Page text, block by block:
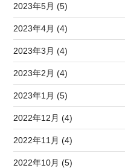
2023年5月 (5)
2023年4月 (4)
2023年3月 (4)
2023年2月 (4)
2023年1月 (5)
2022年12月 (4)
2022年11月 (4)
2022年10月 (5)